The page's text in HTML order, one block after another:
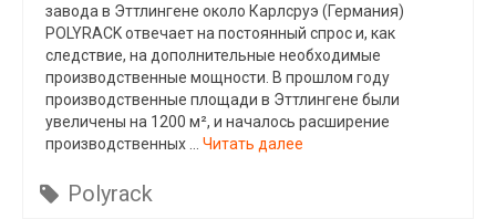
завода в Эттлингене около Карлсруэ (Германия)
POLYRACK отвечает на постоянный спрос и, как
следствие, на дополнительные необходимые
производственные мощности. В прошлом году
производственные площади в Эттлингене были
увеличены на 1200 м², и началось расширение
производственных … Читать далее
Polyrack